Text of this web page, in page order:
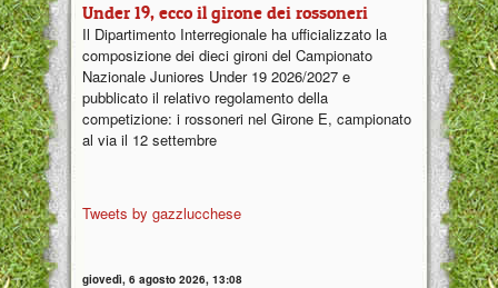
Under 19, ecco il girone dei rossoneri
Il Dipartimento Interregionale ha ufficializzato la
composizione dei dieci gironi del Campionato
Nazionale Juniores Under 19 2026/2027 e
pubblicato il relativo regolamento della
competizione: i rossoneri nel Girone E, campionato
al via il 12 settembre
Tweets by gazzlucchese
giovedì, 6 agosto 2026, 13:08